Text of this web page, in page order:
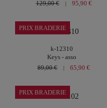
129,00 €
| 95,90 €
PRIX BRADERIE
k-12310
Keys - asso
89,00 €
65,90 €
PRIX BRADERIE